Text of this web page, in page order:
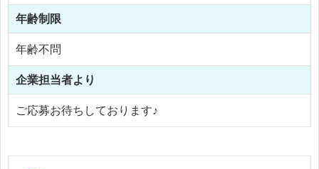
年齢制限
年齢不問
企業担当者より
ご応募お待ちしております♪